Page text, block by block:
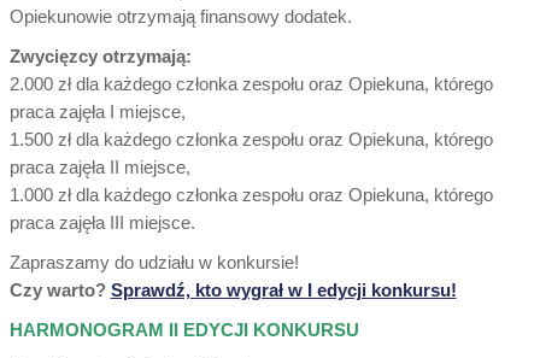
Opiekunowie otrzymają finansowy dodatek.
Zwycięzcy otrzymają:
2.000 zł dla każdego członka zespołu oraz Opiekuna, którego
praca zajęła I miejsce,
1.500 zł dla każdego członka zespołu oraz Opiekuna, którego
praca zajęła II miejsce,
1.000 zł dla każdego członka zespołu oraz Opiekuna, którego
praca zajęła III miejsce.
Zapraszamy do udziału w konkursie!
Czy warto? Sprawdź, kto wygrał w I edycji konkursu!
HARMONOGRAM II EDYCJI KONKURSU